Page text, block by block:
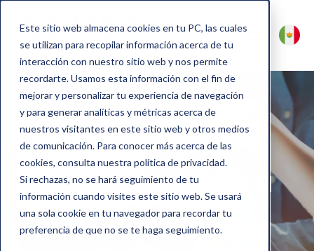
Este sitio web almacena cookies en tu PC, las cuales
se utilizan para recopilar información acerca de tu
interacción con nuestro sitio web y nos permite
recordarte. Usamos esta información con el fin de
mejorar y personalizar tu experiencia de navegación
y para generar analíticas y métricas acerca de
nuestros visitantes en este sitio web y otros medios
de comunicación. Para conocer más acerca de las
cookies, consulta nuestra política de privacidad.
Si rechazas, no se hará seguimiento de tu
información cuando visites este sitio web. Se usará
una sola cookie en tu navegador para recordar tu
preferencia de que no se te haga seguimiento.
Soluciones
adaptadas a tu
negocio